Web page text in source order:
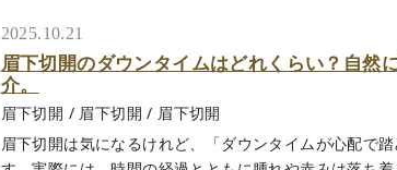
2025.10.21
眉下切開のダウンタイムはどれくらい？自然
介。
眉下切開 / 眉下切開 / 眉下切開
眉下切開は気になるけれど、「ダウンタイムが心配で